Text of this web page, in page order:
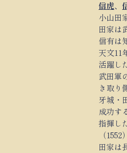
信虎、
小山田
田家は
信有は
天文11
活躍し
武田軍
き取り
牙城・
成功す
指揮し
（
田家は